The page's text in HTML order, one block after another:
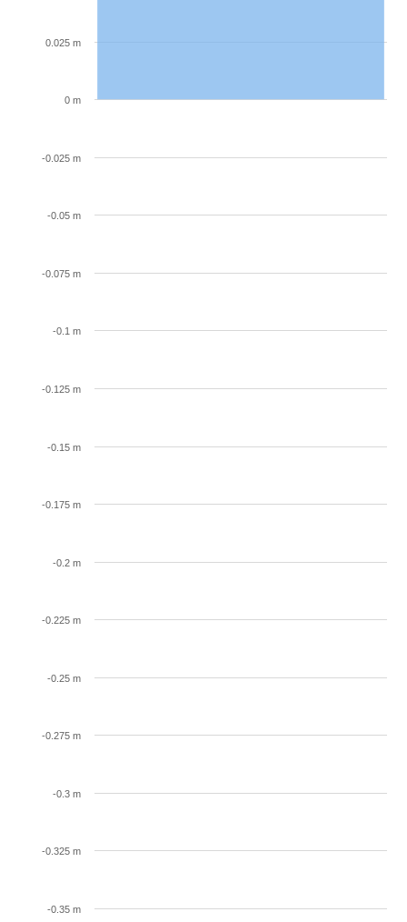
0 m
-0.35 m
-0.325 m
-0.3 m
-0.275 m
-0.25 m
-0.225 m
-0.2 m
-0.175 m
-0.15 m
-0.125 m
-0.1 m
-0.075 m
-0.05 m
-0.025 m
0.025 m